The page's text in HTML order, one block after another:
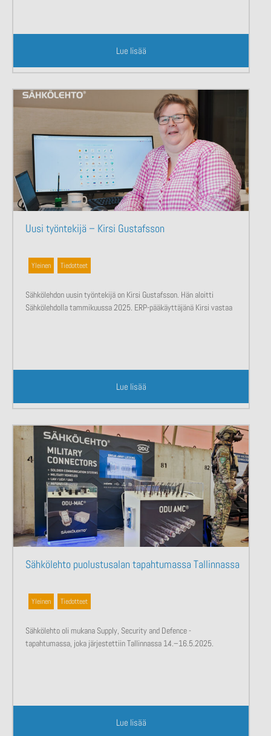
Lue lisää
Uusi työntekijä – Kirsi Gustafsson
Yleinen Tiedotteet
Sähkölehdon uusin työntekijä on Kirsi Gustafsson. Hän aloitti
Sähkölehdolla tammikuussa 2025. ERP-pääkäyttäjänä Kirsi vastaa
Lue lisää
Sähkölehto puolustusalan tapahtumassa Tallinnassa
Yleinen Tiedotteet
Sähkölehto oli mukana Supply, Security and Defence -
tapahtumassa, joka järjestettiin Tallinnassa 14.–16.5.2025.
Lue lisää